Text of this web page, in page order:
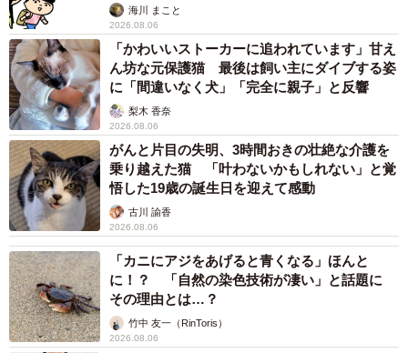
海川 まこと
2026.08.06
「かわいいストーカーに追われています」甘え
ん坊な元保護猫 最後は飼い主にダイブする姿
に「間違いなく犬」「完全に親子」と反響
梨木 香奈
2026.08.06
がんと片目の失明、3時間おきの壮絶な介護を
乗り越えた猫 「叶わないかもしれない」と覚
悟した19歳の誕生日を迎えて感動
古川 諭香
2026.08.06
「カニにアジをあげると青くなる」ほんと
に！？ 「自然の染色技術が凄い」と話題に
その理由とは…？
竹中 友一（RinToris）
2026.08.06